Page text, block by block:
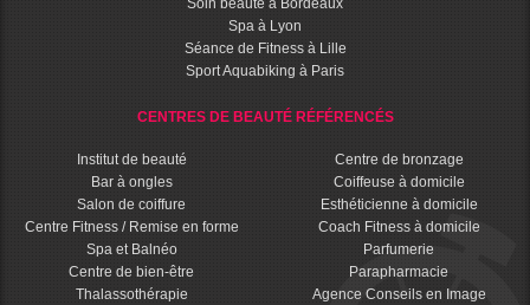
Spa à Lyon
Séance de Fitness à Lille
Sport Aquabiking à Paris
CENTRES DE BEAUTÉ RÉFÉRENCÉS
Institut de beauté
Bar à ongles
Salon de coiffure
Centre Fitness / Remise en forme
Spa et Balnéo
Centre de bien-être
Thalassothérapie
Centre de bronzage
Coiffeuse à domicile
Esthéticienne à domicile
Coach Fitness à domicile
Parfumerie
Parapharmacie
Agence Conseils en Image